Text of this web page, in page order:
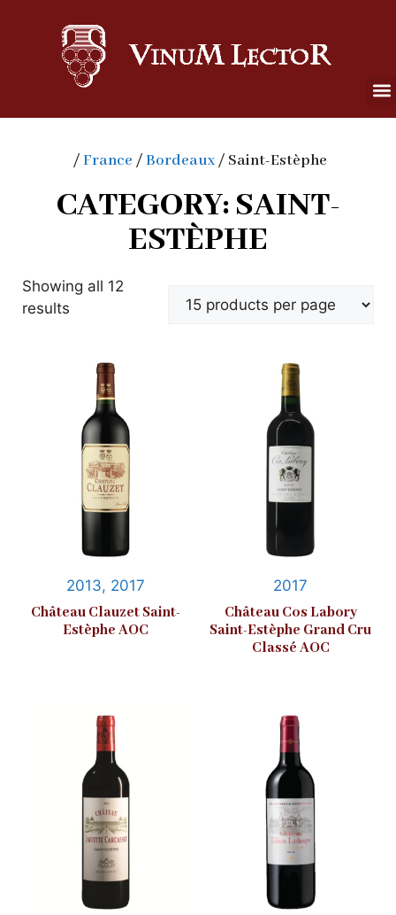
/France /Bordeaux/ Saint-Estèphe
CATEGORY: SAINT-
ESTÈPHE
Showing all 12
results
2013, 2017
Château Clauzet Saint-
Estèphe AOC
2017
Château Cos Labory
Saint-Estèphe Grand Cru
Classé AOC